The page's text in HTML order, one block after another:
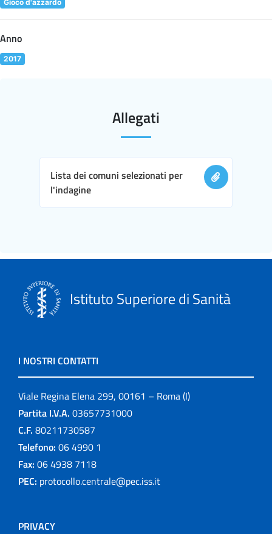
Gioco d'azzardo
Anno
2017
Allegati
Lista dei comuni selezionati per
l'indagine
Istituto Superiore di Sanità
I NOSTRI CONTATTI
Viale Regina Elena 299, 00161 – Roma (I)
Partita I.V.A. 03657731000
C.F. 80211730587
Telefono: 06 4990 1
Fax: 06 4938 7118
PEC: protocollo.centrale@pec.iss.it
PRIVACY